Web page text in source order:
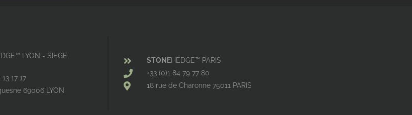
LYON - SIEGE
17 17
69006 LYON
STONEHEDGE™ PARIS
+33 (0)1 84 79 77 80
18 rue de Charonne 75011 PARIS